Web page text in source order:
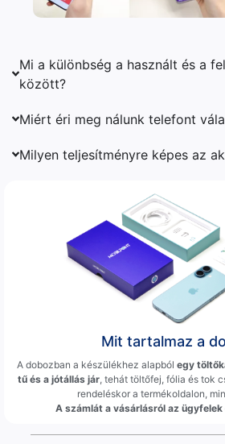
Mi a különbség a használt és a
között?
Miért éri meg nálunk telefont
Milyen teljesítményre képes az
Mit tartalmaz a
A dobozban a készülékhez alapból egy
tű és a jótállás jár , tehát töltőfej, fólia és tok
rendeléskor a termékoldalon,
A számlát a vásárlásról az